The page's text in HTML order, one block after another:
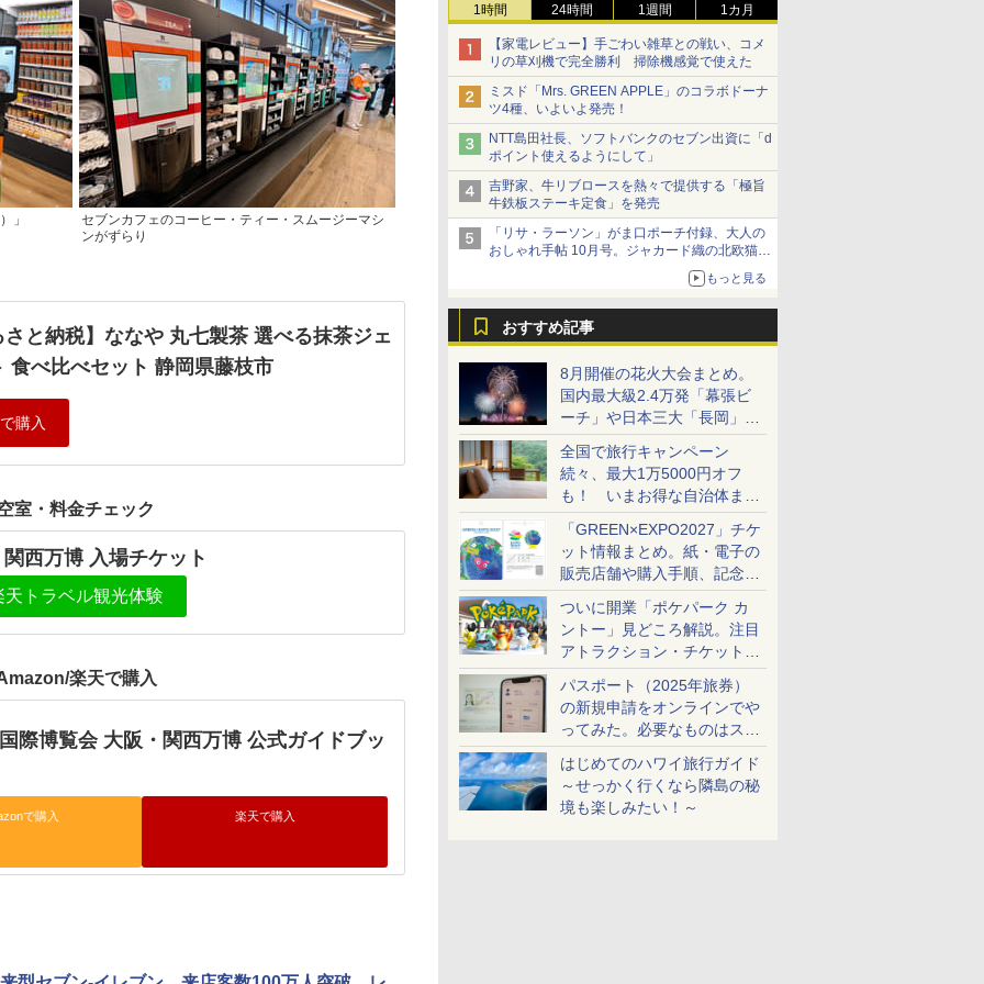
1時間 24時間 1週間 1カ月
【家電レビュー】手ごわい雑草との戦い、コメ
リの草刈機で完全勝利 掃除機感覚で使えた
ミスド「Mrs. GREEN APPLE」のコラボドーナ
ツ4種、いよいよ発売！
NTT島田社長、ソフトバンクのセブン出資に「d
ポイント使えるようにして」
吉野家、牛リブロースを熱々で提供する「極旨
牛鉄板ステーキ定食」を発売
「リサ・ラーソン」がま口ポーチ付録、大人の
おしゃれ手帖 10月号。ジャカード織の北欧猫デ
もっと見る
おすすめ記事
8月開催の花火大会まとめ。
国内最大級2.4万発「幕張ビ
ーチ」や日本三大「長岡」な
ど大型イベント目白押し！
全国で旅行キャンペーン
続々、最大1万5000円オフ
も！ いまお得な自治体まと
め
「GREEN×EXPO2027」チケ
ット情報まとめ。紙・電子の
販売店舗や購入手順、記念チ
ケットも解説
ついに開業「ポケパーク カ
ントー」見どころ解説。注目
アトラクション・チケット手
配・来場前に必要な準備は？
パスポート（2025年旅券）
の新規申請をオンラインでや
ってみた。必要なものはスマ
ホとマイナカードのみ
はじめてのハワイ旅行ガイド
～せっかく行くなら隣島の秘
境も楽しみたい！～
」
セブンカフェのコーヒー・ティー・スムージーマシ
ンがずらり
さと納税】ななや 丸七製茶 選べる抹茶ジェ
食べ比べセット 静岡県藤枝市
室・料金チェック
西万博 入場チケット
天トラベル観光体験
楽天で購入
際博覧会 大阪・関西万博 公式ガイドブッ
で購入 楽天で購入